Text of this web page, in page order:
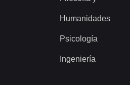
Humanidades
Psicología
Ingeniería